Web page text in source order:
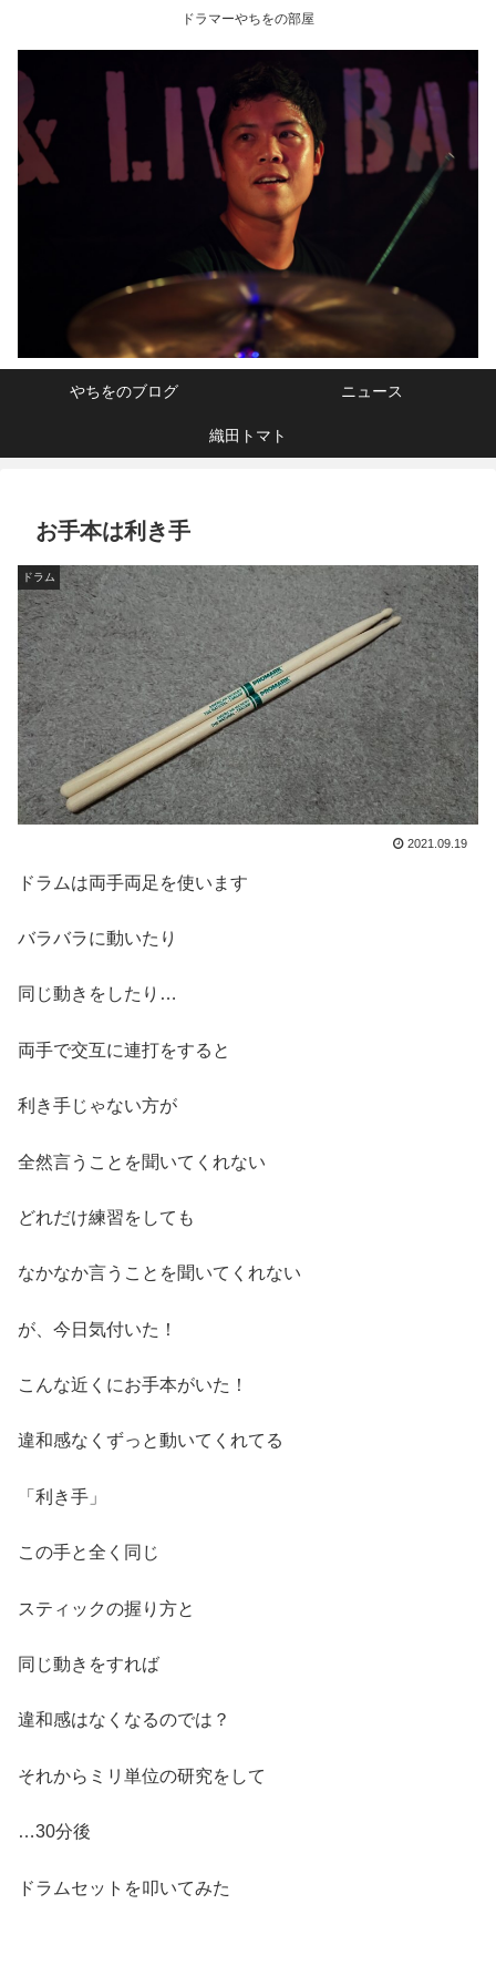
ドラマーやちをの部屋
やちをのブログ ニュース
織田トマト
お手本は利き手
ドラム
2021.09.19
ドラムは両手両足を使います
バラバラに動いたり
同じ動きをしたり…
両手で交互に連打をすると
利き手じゃない方が
全然言うことを聞いてくれない
どれだけ練習をしても
なかなか言うことを聞いてくれない
が、今日気付いた！
こんな近くにお手本がいた！
違和感なくずっと動いてくれてる
「利き手」
この手と全く同じ
スティックの握り方と
同じ動きをすれば
違和感はなくなるのでは？
それからミリ単位の研究をして
…30分後
ドラムセットを叩いてみた